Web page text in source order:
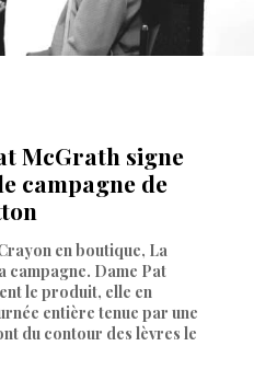
McGrath signe
campagne de
en boutique, La
campagne. Dame Pat
le produit, elle en
entière tenue par une
du contour des lèvres le